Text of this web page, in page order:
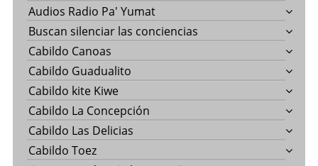
Audios Radio Pa' Yumat
Buscan silenciar las conciencias
Cabildo Canoas
Cabildo Guadualito
Cabildo kite Kiwe
Cabildo La Concepción
Cabildo Las Delicias
Cabildo Toez